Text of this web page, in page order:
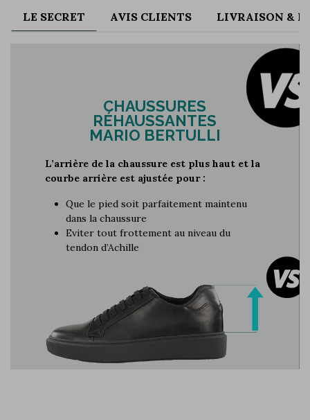
LE SECRET AVIS CLIENTS LIVRAISON &
CHAUSSURES
RÉHAUSSANTES
MARIO BERTULLI
L’arrière de la chaussure est plus haut et la
courbe arrière est ajustée pour :
Que le pied soit parfaitement maintenu
dans la chaussure
Eviter tout frottement au niveau du
tendon d’Achille